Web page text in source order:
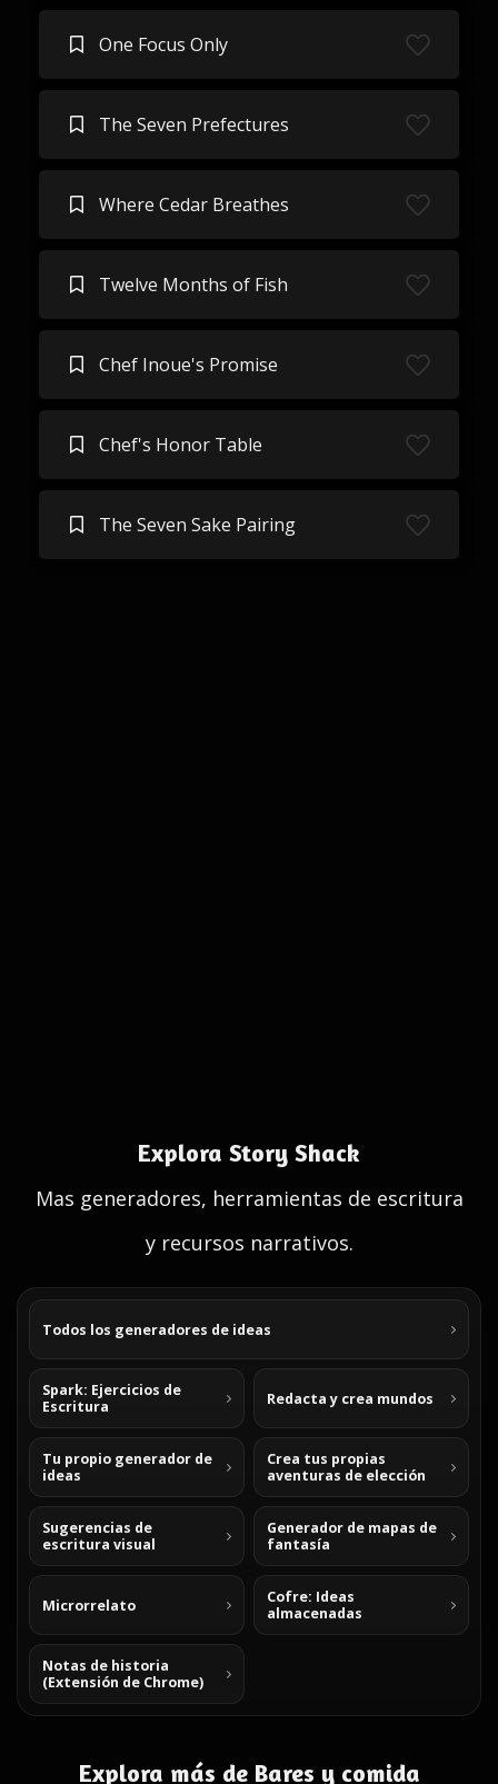
One Focus Only
The Seven Prefectures
Where Cedar Breathes
Twelve Months of Fish
Chef Inoue's Promise
Chef's Honor Table
The Seven Sake Pairing
Explora Story Shack
Mas generadores, herramientas de escritura
y recursos narrativos.
Todos los generadores de ideas
Spark: Ejercicios de
Escritura
Redacta y crea mundos
Tu propio generador de
ideas
Crea tus propias
aventuras de elección
Sugerencias de
escritura visual
Generador de mapas de
fantasía
Microrrelato
Cofre: Ideas
almacenadas
Notas de historia
(Extensión de Chrome)
Explora más de Bares y comida